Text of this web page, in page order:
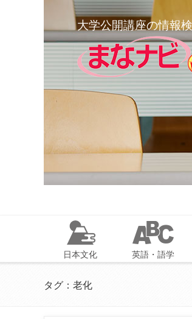
大学公開講座の情報
日本文化 英語・語学
タグ：老化